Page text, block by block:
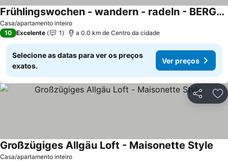
Casa/apartamento inteiro
Frühlingswochen - wandern - radeln - BERGSEERUHE - FeWo Alpspitz
10 Excelente 1 a 0.0 km de Centro da cidade
Selecione as datas para ver os preços
exatos.
Ver preços
Partilhar
Casa/apartamento inteiro
Großzügiges Allgäu Loft - Maisonette Style